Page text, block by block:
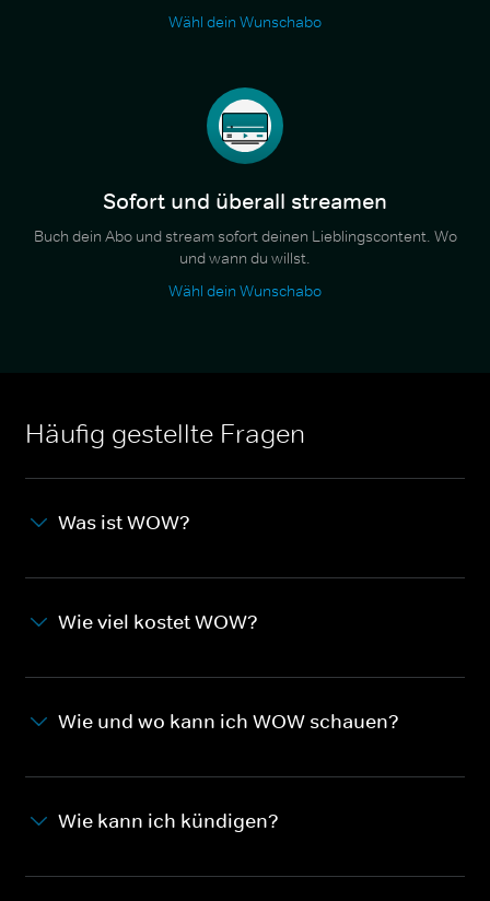
Wähl dein Wunschabo
Sofort und überall streamen
Buch dein Abo und stream sofort deinen Lieblingscontent. Wo
und wann du willst.
Wähl dein Wunschabo
Häufig gestellte Fragen
Was ist WOW?
Wie viel kostet WOW?
Wie und wo kann ich WOW schauen?
Wie kann ich kündigen?